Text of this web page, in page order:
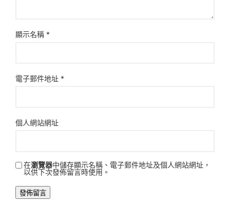
顯示名稱 *
電子郵件地址 *
個人網站網址
在瀏覽器中儲存顯示名稱、電子郵件地址及個人網站網址，
以供下次發佈留言時使用。